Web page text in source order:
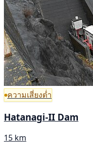
ความเสี่ยงต่ำ
Hatanagi-II Dam
15 km